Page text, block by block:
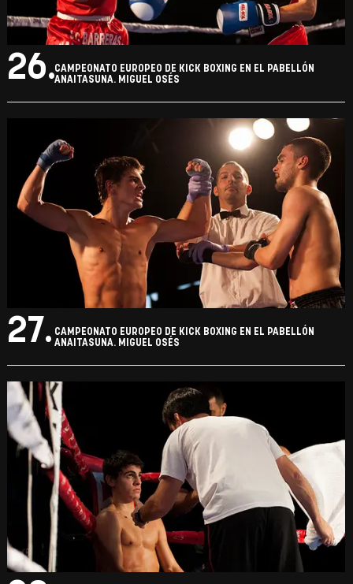
26.CAMPEONATO EUROPEO DE KICK BOXING EN EL PABELLÓN
ANAITASUNA. MIGUEL OSÉS
27. CAMPEONATO EUROPEO DE KICK BOXING EN EL PABELLÓN
ANAITASUNA. MIGUEL OSÉS